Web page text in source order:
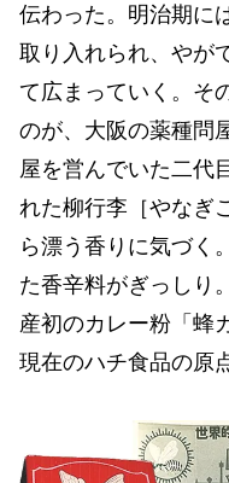
伝わった。明治期に
取り入れられ、やが
て広まっていく。そ
のが、大阪の薬種問
屋を営んでいた二代
れた柳行李［やなぎ
ら漂う香りに気づく
た香辛料がぎっしり
産初のカレー粉「蜂
現在のハチ食品の原